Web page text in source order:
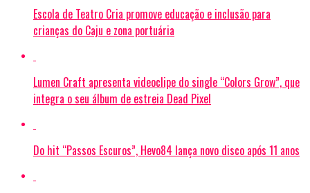
Escola de Teatro Cria promove educação e inclusão para
crianças do Caju e zona portuária
Lumen Craft apresenta videoclipe do single “Colors Grow”, que
integra o seu álbum de estreia Dead Pixel
Do hit “Passos Escuros”, Hevo84 lança novo disco após 11 anos